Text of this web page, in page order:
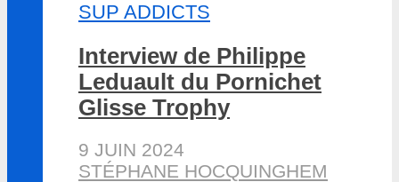
SUP ADDICTS
Interview de Philippe
Leduault du Pornichet
Glisse Trophy
9 JUIN 2024
STÉPHANE HOCQUINGHEM